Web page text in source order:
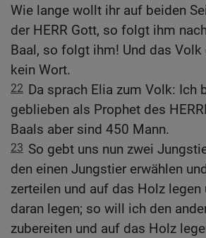
Wie lange wollt ihr auf beiden
der HERR Gott, so folgt ihm
Baal, so folgt ihm! Und das
kein Wort.
22 Da sprach Elia zum Volk: Ich
geblieben als Prophet des
Baals aber sind 450 Mann.
23 So gebt uns nun zwei
den einen Jungstier erwählen
zerteilen und auf das Holz legen
daran legen; so will ich den
zubereiten und auf das Holz